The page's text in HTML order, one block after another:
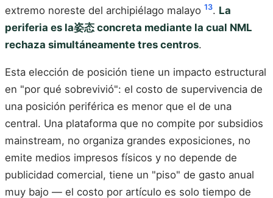
extremo noreste del archipiélago malayo 13. La
periferia es la姿态 concreta mediante la cual NML
rechaza simultáneamente tres centros.
Esta elección de posición tiene un impacto estructural
en "por qué sobrevivió": el costo de supervivencia de
una posición periférica es menor que el de una
central. Una plataforma que no compite por subsidios
mainstream, no organiza grandes exposiciones, no
emite medios impresos físicos y no depende de
publicidad comercial, tiene un "piso" de gasto anual
muy bajo — el costo por artículo es solo tiempo de